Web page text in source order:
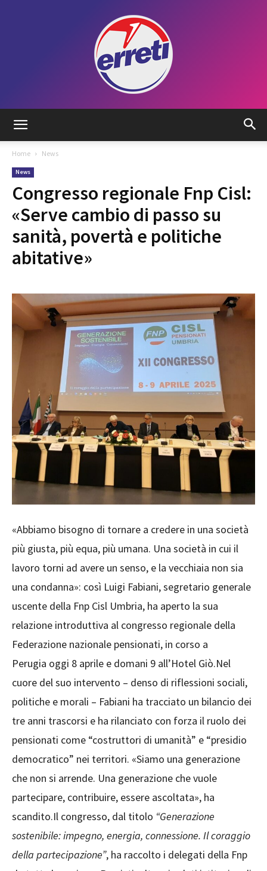
Home News
News
Congresso regionale Fnp Cisl:
«Serve cambio di passo su
sanità, povertà e politiche
abitative»
«Abbiamo bisogno di tornare a credere in una società
più giusta, più equa, più umana. Una società in cui il
lavoro torni ad avere un senso, e la vecchiaia non sia
una condanna»: così Luigi Fabiani, segretario generale
uscente della Fnp Cisl Umbria, ha aperto la sua
relazione introduttiva al congresso regionale della
Federazione nazionale pensionati, in corso a
Perugia oggi 8 aprile e domani 9 all’Hotel Giò.Nel
cuore del suo intervento – denso di riflessioni sociali,
politiche e morali – Fabiani ha tracciato un bilancio dei
tre anni trascorsi e ha rilanciato con forza il ruolo dei
pensionati come “costruttori di umanità” e “presidio
democratico” nei territori. «Siamo una generazione
che non si arrende. Una generazione che vuole
partecipare, contribuire, essere ascoltata», ha
scandito.Il congresso, dal titolo “Generazione
sostenibile: impegno, energia, connessione. Il coraggio
della partecipazione”, ha raccolto i delegati della Fnp